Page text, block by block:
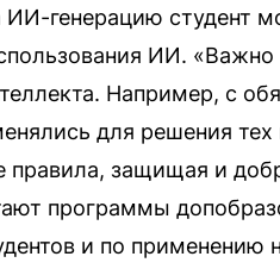
ИИ-генерацию студент
ИИ. «Важно
Например, с
для решения
правила, защищая и
программы
и по применению